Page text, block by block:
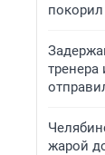
тренера
жарой